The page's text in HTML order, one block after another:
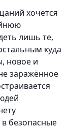
хочется
лишь те,
куда
новое и
заражённое
в безопасные